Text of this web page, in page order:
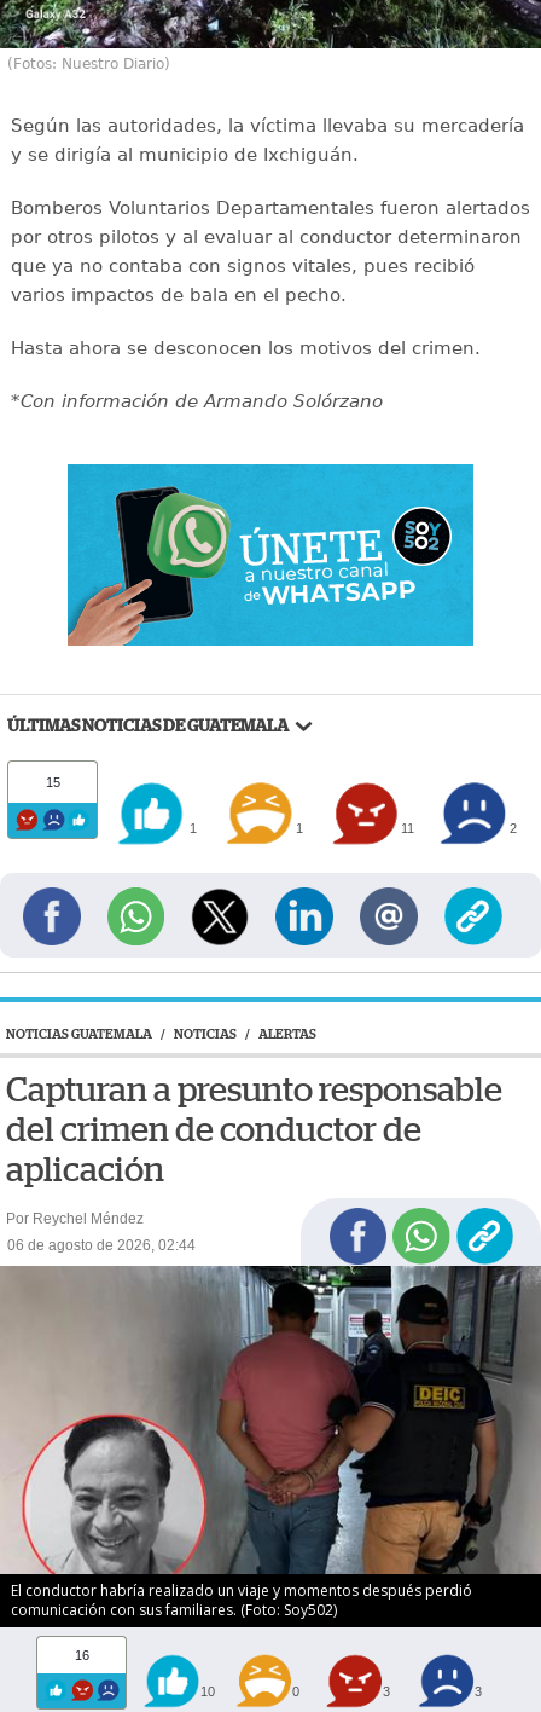
(Fotos: Nuestro Diario)
Según las autoridades, la víctima llevaba su mercadería
y se dirigía al municipio de Ixchiguán.
Bomberos Voluntarios Departamentales fueron alertados
por otros pilotos y al evaluar al conductor determinaron
que ya no contaba con signos vitales, pues recibió
varios impactos de bala en el pecho.
Hasta ahora se desconocen los motivos del crimen.
*Con información de Armando Solórzano
ÚLTIMAS NOTICIAS DE GUATEMALA
15
1 1 11 2
NOTICIAS GUATEMALA / NOTICIAS / ALERTAS
Capturan a presunto responsable
del crimen de conductor de
aplicación
Por Reychel Méndez
06 de agosto de 2026, 02:44
El conductor habría realizado un viaje y momentos después perdió
comunicación con sus familiares. (Foto: Soy502)
16
10 0 3 3